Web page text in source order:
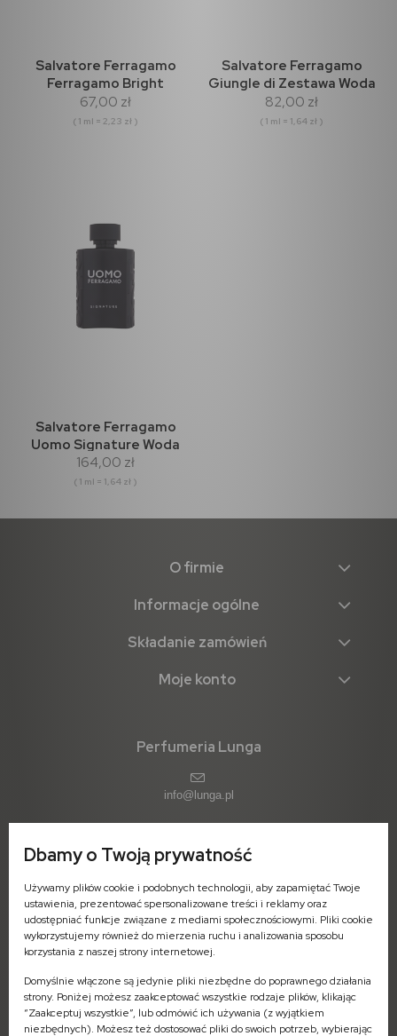
Salvatore Ferragamo
Ferragamo Bright
Leather Woda Toaletowa
30ml
67,00 zł
( 1 ml = 2,23 zł )
Salvatore Ferragamo
Giungle di Zestawa Woda
Perfumowana 50ml
82,00 zł
( 1 ml = 1,64 zł )
Salvatore Ferragamo
Uomo Signature Woda
perfumowana 100ml
164,00 zł
( 1 ml = 1,64 zł )
O firmie
Informacje ogólne
Składanie zamówień
Moje konto
Perfumeria Lunga
info@lunga.pl
ul. 11-go Listopada 1 (parter)
09-402 Płock
woj. mazowieckie
Pn-Pt: 7:00 - 16:00
Dbamy o Twoją prywatność
Używamy plików cookie i podobnych technologii, aby zapamiętać Twoje
ustawienia, prezentować spersonalizowane treści i reklamy oraz
udostępniać funkcje związane z mediami społecznościowymi. Pliki cookie
wykorzystujemy również do mierzenia ruchu i analizowania sposobu
korzystania z naszej strony internetowej.
Domyślnie włączone są jedynie pliki niezbędne do poprawnego działania
strony. Poniżej możesz zaakceptować wszystkie rodzaje plików, klikając
“Zaakceptuj wszystkie”, lub odmówić ich używania (z wyjątkiem
niezbędnych). Możesz też dostosować pliki do swoich potrzeb, wybierając